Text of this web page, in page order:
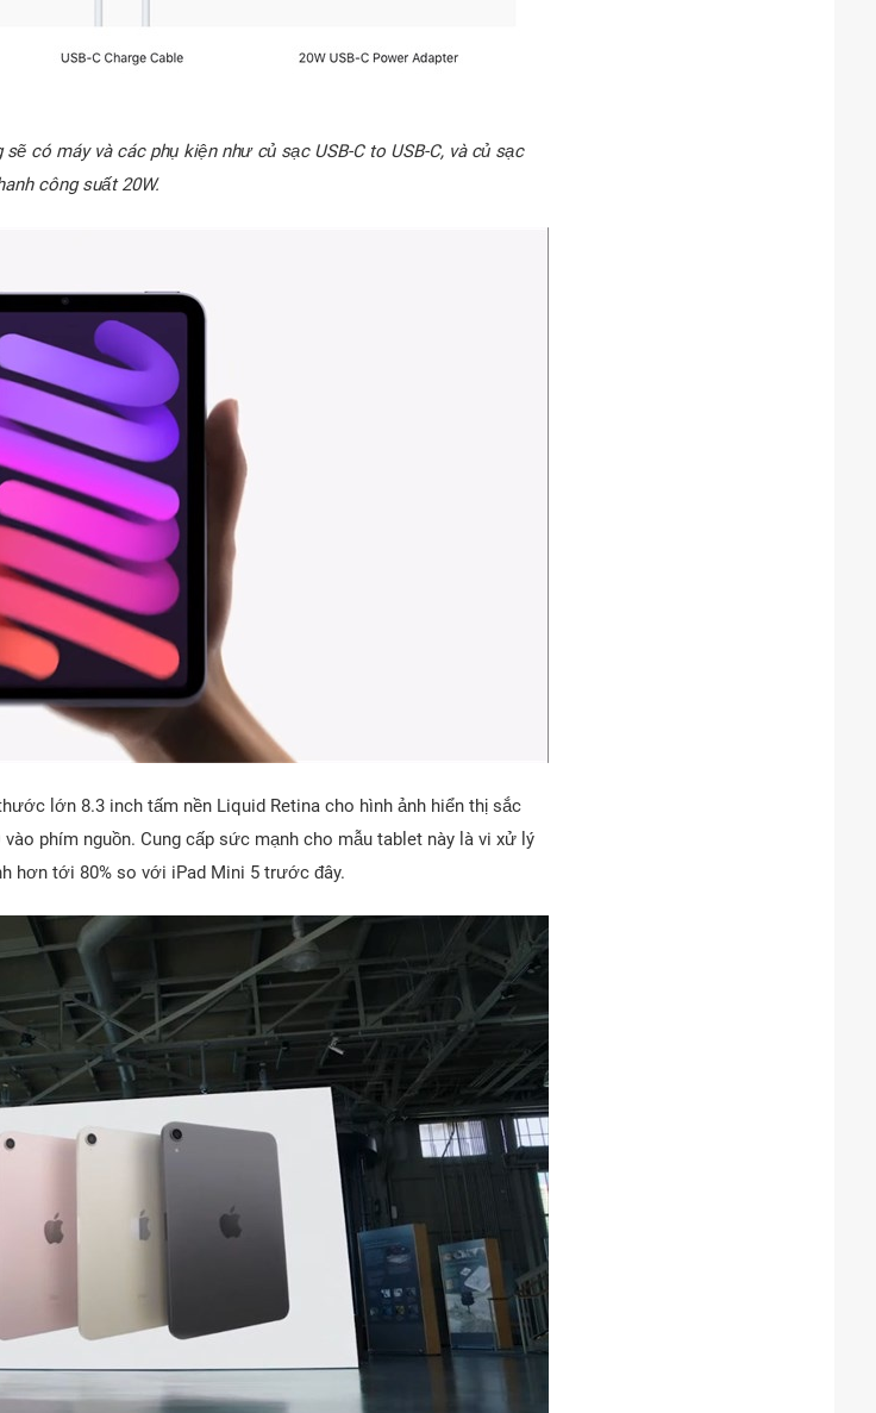
có máy và các phụ kiện như củ sạc USB-C to USB-C, và củ sạc
công suất 20W.
lớn 8.3 inch tấm nền Liquid Retina cho hình ảnh hiển thị sắc
phím nguồn. Cung cấp sức mạnh cho mẫu tablet này là vi xử lý
hơn tới 80% so với iPad Mini 5 trước đây.